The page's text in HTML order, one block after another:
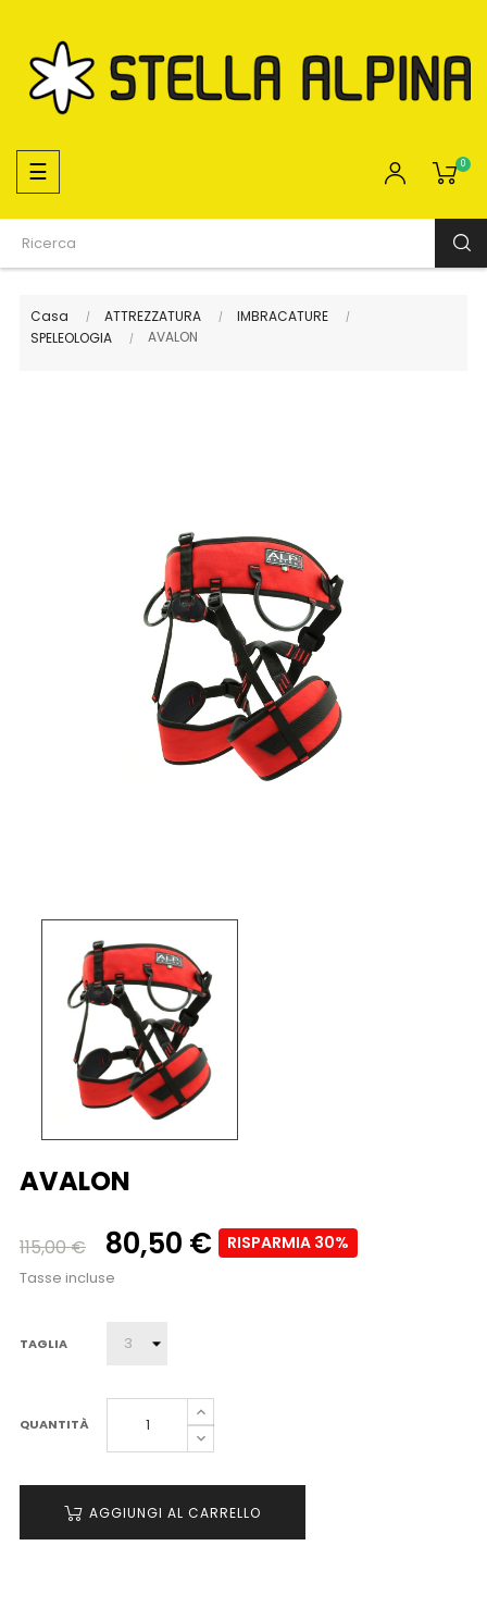
navigazione
Toggle
☰ 0
Casa ATTREZZATURA
IMBRACATURE
SPELEOLOGIA
AVALON
AVALON
115,00 € 80,50 € RISPARMIA 30%
Tasse incluse
TAGLIA
QUANTITÀ
AGGIUNGI AL CARRELLO